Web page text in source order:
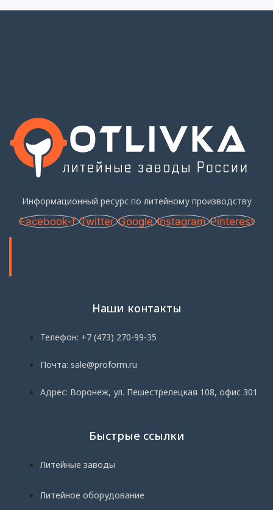
Информационный ресурс по литейному производству
Facebook-f Twitter Google Instagram Pinterest
Наши контакты
Телефон: +7 (473) 270-99-35
Почта: sale@proform.ru
Адрес: Воронеж, ул. Пешестрелецкая 108, офис 301
Быстрые ссылки
Литейные заводы
Литейное оборудование